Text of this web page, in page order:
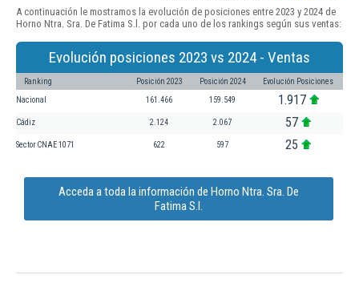
A continuación le mostramos la evolución de posiciones entre 2023 y 2024 de
Horno Ntra. Sra. De Fatima S.l. por cada uno de los rankings según sus ventas:
Evolución posiciones 2023 vs 2024 - Ventas
Ranking Posición 2023 Posición 2024 Evolución Posiciones
Nacional 161.466 159.549 1.917
Cádiz 2.124 2.067 57
Sector CNAE 1071 622 597 25
Acceda a toda la información de Horno Ntra. Sra. De
Fatima S.l.